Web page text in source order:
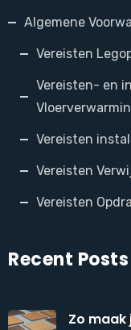
Algemene
Vereisten
Vereisten- en
Vereisten
Vereisten
Vereisten
Recent Posts
Zo maak